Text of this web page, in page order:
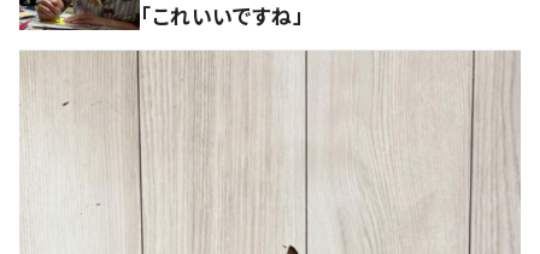
「これいいですね」